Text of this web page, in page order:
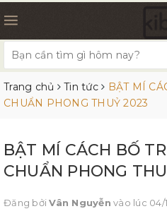
Trang chủ Tin tức
BẬT MÍ
CHUẨN PHONG THUỶ 2023
BẬT MÍ CÁCH BỐ
CHUẨN PHONG
Đăng bởiVân Nguyễn vào lúc 04/